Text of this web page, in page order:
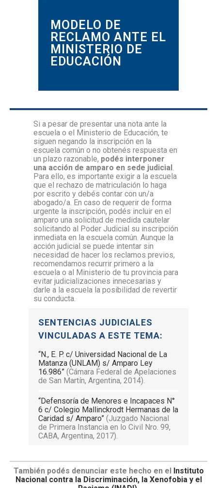
MODELO DE
RECLAMO ANTE EL
MINISTERIO DE
EDUCACIÓN
Si a pesar de presentar una nota ante la
escuela o el Ministerio de Educación, te
siguen negando la inscripción en la
escuela común o no obtenés respuesta en
un plazo razonable, podés interponer
una acción de amparo en sede judicial .
Para ello, es importante exigir a la escuela
que el rechazo de matriculación lo haga
por escrito y debés contar con un/a
abogado/a. En caso de requerir de forma
urgente la inscripción, podés incluir en el
amparo una solicitud de medida cautelar
solicitando al Poder Judicial su inscripción
inmediata en la escuela común. Aunque la
acción judicial se puede intentar sin
necesidad de hacer los reclamos previos,
recomendamos recurrir primero a la
escuela o al Ministerio de tu provincia para
evitar judicializaciones innecesarias y
darle a la escuela la posibilidad de revertir
su conducta.
SENTENCIAS JUDICIALES
VINCULADAS A ESTE TEMA:
“N., E. P. c/ Universidad Nacional de La
Matanza (UNLAM) s/ Amparo Ley
16.986” (Cámara Federal de Apelaciones
de San Martín, Argentina, 2014).
“Defensoría de Menores e Incapaces N°
6 c/ Colegio Mallinckrodt Hermanas de la
Caridad s/ Amparo” (Juzgado Nacional
de Primera Instancia en lo Civil Nro. 99,
CABA, Argentina, 2017).
También podés denunciar este hecho en el
Instituto
Nacional contra la Discriminación, la Xenofobia y el